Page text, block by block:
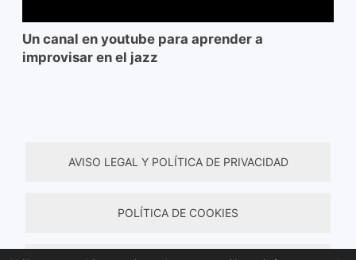
Un canal en youtube para aprender a
improvisar en el jazz
AVISO LEGAL Y POLÍTICA DE PRIVACIDAD
POLÍTICA DE COOKIES